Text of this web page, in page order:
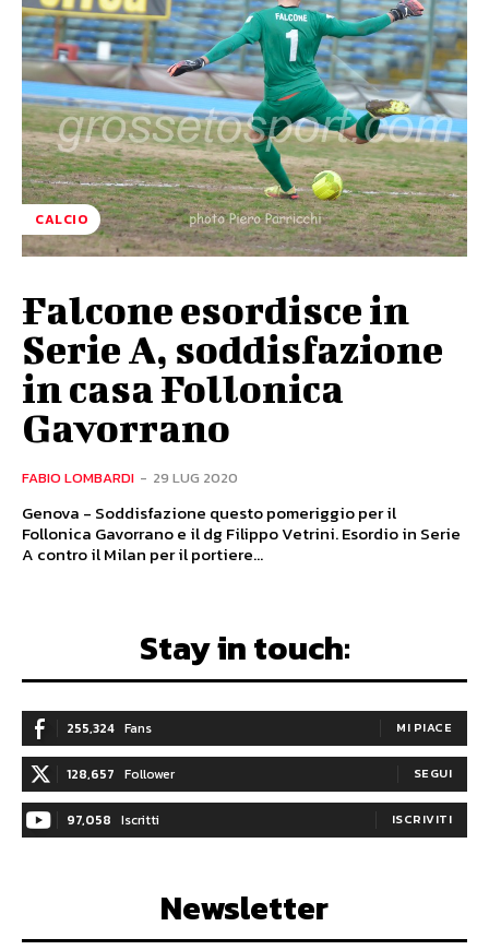
CALCIO
Falcone esordisce in
Serie A, soddisfazione
in casa Follonica
Gavorrano
FABIO LOMBARDI - 29 LUG 2020
Genova - Soddisfazione questo pomeriggio per il
Follonica Gavorrano e il dg Filippo Vetrini. Esordio in Serie
A contro il Milan per il portiere...
Stay in touch:
255,324 Fans MI PIACE
128,657 Follower SEGUI
97,058 Iscritti ISCRIVITI
Newsletter